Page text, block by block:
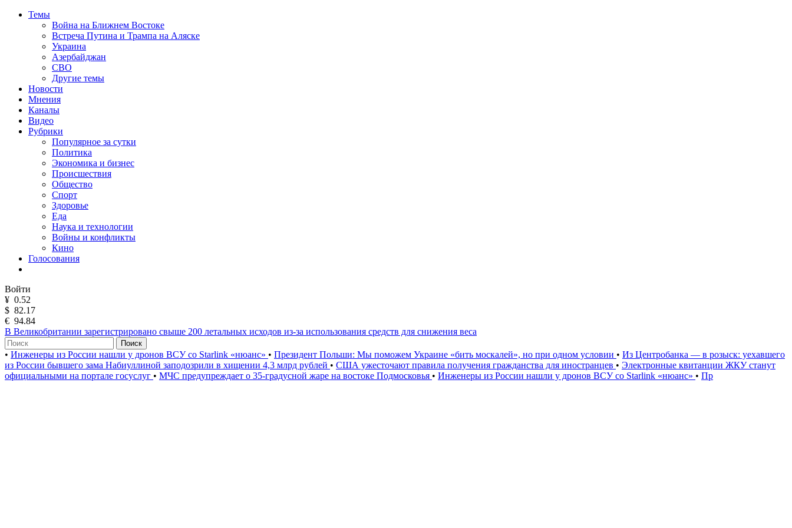
Темы
Война на Ближнем Востоке
Встреча Путина и Трампа на Аляске
Украина
Азербайджан
СВО
Другие темы
Новости
Мнения
Каналы
Видео
Рубрики
Популярное за сутки
Политика
Экономика и бизнес
Происшествия
Общество
Спорт
Здоровье
Еда
Наука и технологии
Войны и конфликты
Кино
Голосования
Войти
¥ 0.52
$ 82.17
€ 94.84
В Великобритании зарегистрировано свыше 200 летальных исходов из-за использования средств для снижения веса
Поиск
• Инженеры из России нашли у дронов ВСУ со Starlink «нюанс» • Президент Польши: Мы поможем Украине «бить москалей», но при одном условии • Из Центробанка — в розыск: уехавшего
из России бывшего зама Набиуллиной заподозрили в хищении 4,3 млрд рублей • США ужесточают правила получения гражданства для иностранцев • Электронные квитанции ЖКУ станут
официальными на портале госуслуг • МЧС предупреждает о 35-градусной жаре на востоке Подмосковья • Инженеры из России нашли у дронов ВСУ со Starlink «нюанс» • Пр